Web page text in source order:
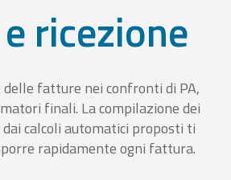
ricezione
delle fatture nei confronti di PA,
finali. La compilazione dei
calcoli automatici proposti ti
rapidamente ogni fattura.